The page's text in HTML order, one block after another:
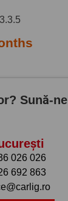
Sună-ne
026 026
692 863